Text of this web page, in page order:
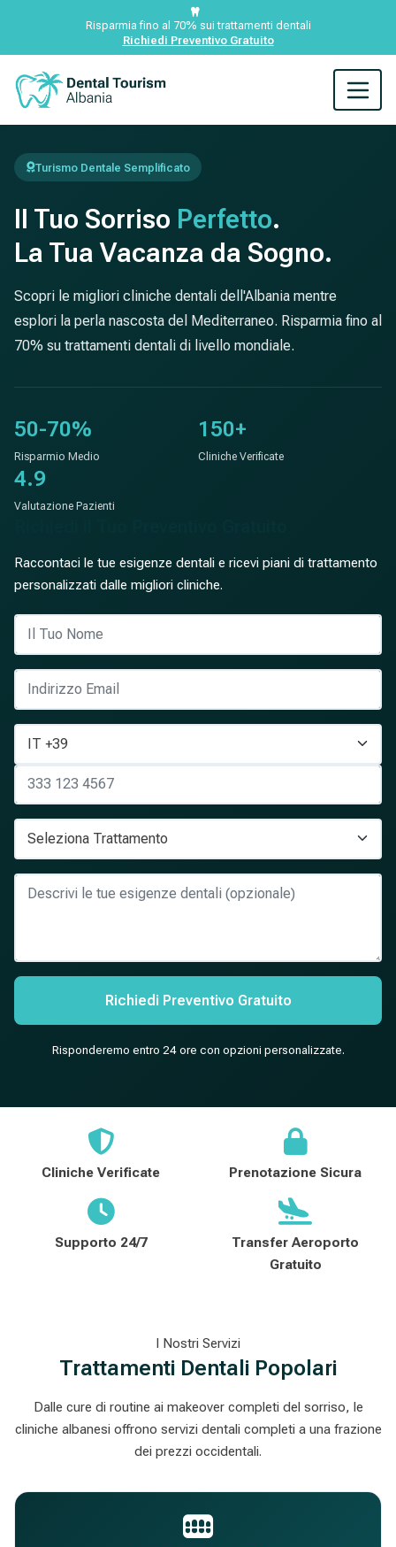
Risparmia fino al 70% sui trattamenti dentali
Richiedi Preventivo Gratuito
Turismo Dentale Semplificato
Il Tuo Sorriso Perfetto.
La Tua Vacanza da Sogno.
Scopri le migliori cliniche dentali dell'Albania mentre
esplori la perla nascosta del Mediterraneo. Risparmia fino al
70% su trattamenti dentali di livello mondiale.
50-70%
Risparmio Medio
150+
Cliniche Verificate
4.9
Valutazione Pazienti
Raccontaci le tue esigenze dentali e ricevi piani di trattamento
personalizzati dalle migliori cliniche.
Richiedi Preventivo Gratuito
Risponderemo entro 24 ore con opzioni personalizzate.
Cliniche Verificate Prenotazione Sicura
Supporto 24/7
Transfer Aeroporto
Gratuito
I Nostri Servizi
Trattamenti Dentali Popolari
Dalle cure di routine ai makeover completi del sorriso, le
cliniche albanesi offrono servizi dentali completi a una frazione
dei prezzi occidentali.